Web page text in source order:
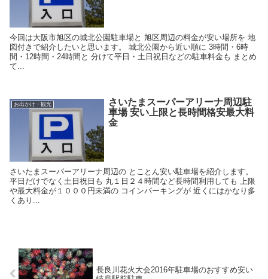
今回は大阪市旭区の城北公園駐車場と 旭区周辺の料金が安い場所を 地
図付きで紹介したいと思います。 城北公園から近い順に 3時間・6時
間・12時間・24時間と 分けて平日・土日祝日などの駐車料金も まとめ
て...
お出かけ・観光
さいたまスーパーアリーナ周辺駐
車場 安い上限と長時間格安最大料
金
さいたまスーパーアリーナ周辺の とことん安い駐車場を紹介します。
平日だけでなく土日祝日も 丸１日２４時間など長時間利用しても 上限
や最大料金が１０００円未満の コインパーキングが 近くにはかなり多
くあり...
長良川花火大会2016年駐車場のおすすめ安い